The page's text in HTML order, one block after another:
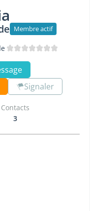
Membre actif
Signaler
Contacts
3